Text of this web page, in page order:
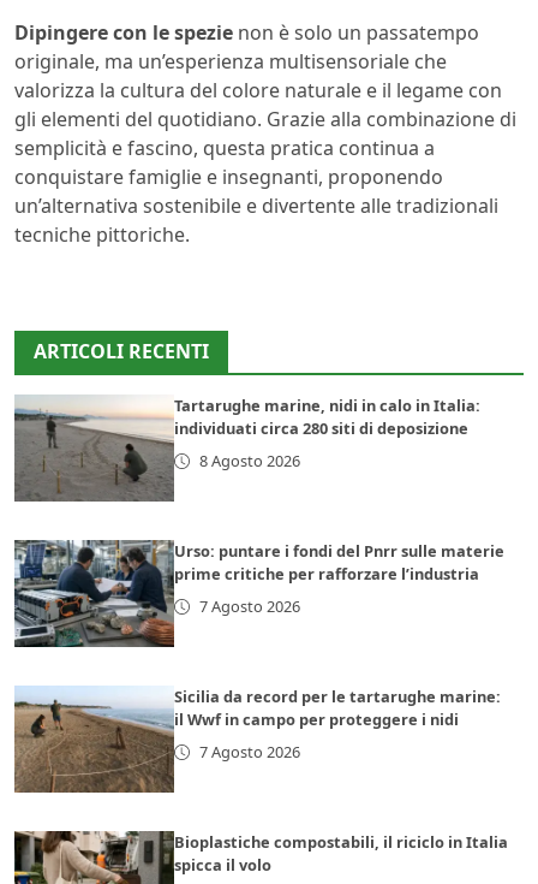
Dipingere con le spezie non è solo un passatempo
originale, ma un’esperienza multisensoriale che
valorizza la cultura del colore naturale e il legame con
gli elementi del quotidiano. Grazie alla combinazione di
semplicità e fascino, questa pratica continua a
conquistare famiglie e insegnanti, proponendo
un’alternativa sostenibile e divertente alle tradizionali
tecniche pittoriche.
ARTICOLI RECENTI
Tartarughe marine, nidi in calo in Italia:
individuati circa 280 siti di deposizione
8 Agosto 2026
Urso: puntare i fondi del Pnrr sulle materie
prime critiche per rafforzare l’industria
7 Agosto 2026
Sicilia da record per le tartarughe marine:
il Wwf in campo per proteggere i nidi
7 Agosto 2026
Bioplastiche compostabili, il riciclo in Italia
spicca il volo